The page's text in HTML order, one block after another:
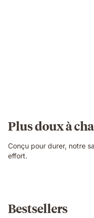
Plus doux à
Conçu pour durer, notre
effort.
Bestsellers